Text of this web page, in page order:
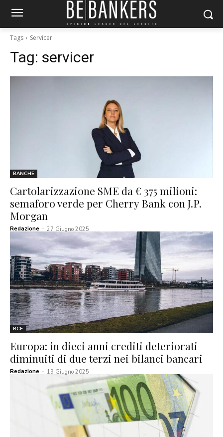
Tags Servicer
Tag: servicer
BANCHE
Cartolarizzazione SME da € 375 milioni:
semaforo verde per Cherry Bank con J.P.
Morgan
Redazione - 27 Giugno 2025
BCE
Europa: in dieci anni crediti deteriorati
diminuiti di due terzi nei bilanci bancari
Redazione - 19 Giugno 2025